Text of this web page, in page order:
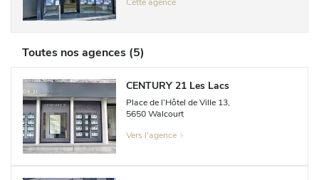
Toutes nos agences (5)
CENTURY 21 Les Lacs
Place de l’Hôtel de Ville 13,
5650 Walcourt
Vers l'agence